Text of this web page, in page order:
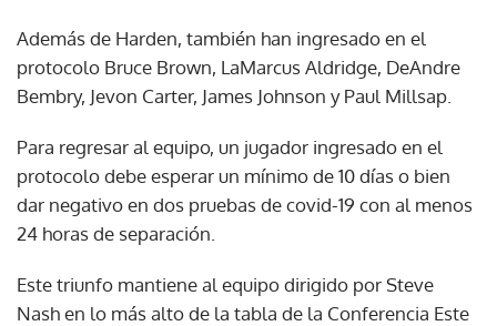
Además de Harden, también han ingresado en el
protocolo Bruce Brown, LaMarcus Aldridge, DeAndre
Bembry, Jevon Carter, James Johnson y Paul Millsap.
Para regresar al equipo, un jugador ingresado en el
protocolo debe esperar un mínimo de 10 días o bien
dar negativo en dos pruebas de covid-19 con al menos
24 horas de separación.
Este triunfo mantiene al equipo dirigido por Steve
Nash en lo más alto de la tabla de la Conferencia Este